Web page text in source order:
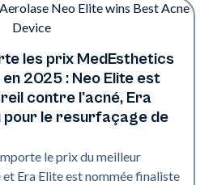
les prix MedEsthetics
2025 : Neo Elite est
contre l'acné, Era
pour le resurfaçage de
le prix du meilleur
Era Elite est nommée finaliste